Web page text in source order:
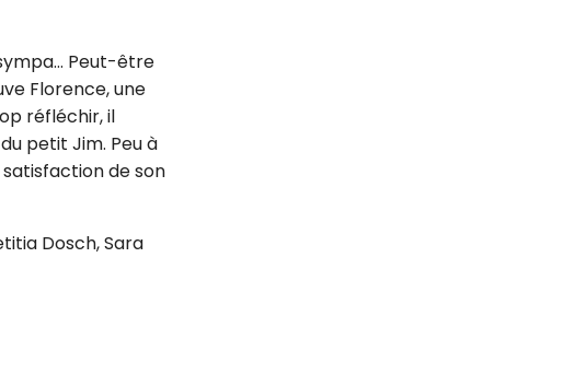
Peut-être
Florence, une
réfléchir, il
petit Jim. Peu à
de son
Dosch, Sara